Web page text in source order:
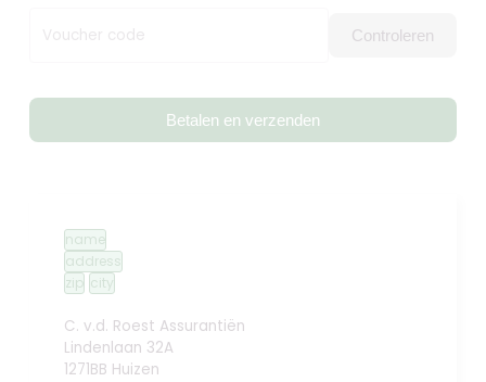
Voucher code Controleren
Betalen en verzenden
name
address
zip city
C. v.d. Roest Assurantiën
Lindenlaan 32A
1271BB Huizen